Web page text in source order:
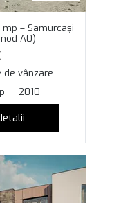
– Samurcași
A0)
de vânzare
2010